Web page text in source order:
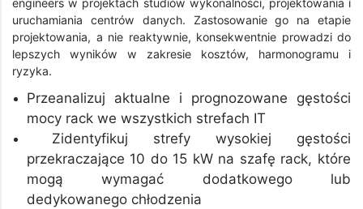
engineers w projektach studiów wykonalności, projektowania i
uruchamiania centrów danych. Zastosowanie go na etapie
projektowania, a nie reaktywnie, konsekwentnie prowadzi do
lepszych wyników w zakresie kosztów, harmonogramu i
ryzyka.
Przeanalizuj aktualne i prognozowane gęstości
mocy rack we wszystkich strefach IT
Zidentyfikuj strefy wysokiej gęstości
przekraczające 10 do 15 kW na szafę rack, które
mogą wymagać dodatkowego lub
dedykowanego chłodzenia